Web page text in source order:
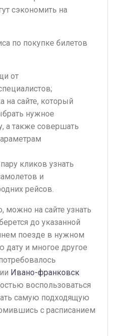
сэкономить на
по покупке билетов
от
на сайте, который
нужное
а также совершать
кликов узнать
и
рейсов.
на сайте узнать
до указанной
поезде в нужном
дату и многое другое
Ивано-франковск
воспользоваться
самую подходящую
с расписанием